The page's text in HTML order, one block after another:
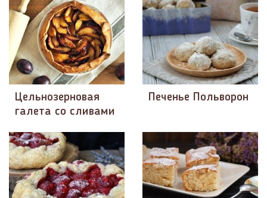
Цельнозерновая
галета со сливами
Печенье Польворон